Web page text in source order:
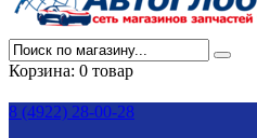
Корзина: 0 товар
8 (4922) 28-00-28